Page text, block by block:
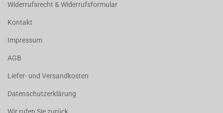
Widerrufsrecht & Widerrufsformular
Kontakt
Impressum
AGB
Liefer- und Versandkosten
Datenschutzerklärung